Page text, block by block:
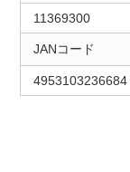
11369300
JANコード
4953103236684